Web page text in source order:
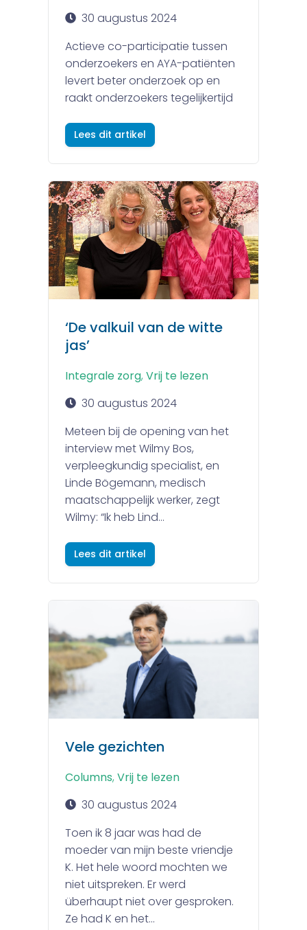
30 augustus 2024
Actieve co-participatie tussen
onderzoekers en AYA-patiënten
levert beter onderzoek op en
raakt onderzoekers tegelijkertijd
Lees dit artikel
‘De valkuil van de witte
jas’
Integrale zorg, Vrij te lezen
30 augustus 2024
Meteen bij de opening van het
interview met Wilmy Bos,
verpleegkundig specialist, en
Linde Bögemann, medisch
maatschappelijk werker, zegt
Wilmy: “Ik heb Lind...
Lees dit artikel
Vele gezichten
Columns, Vrij te lezen
30 augustus 2024
Toen ik 8 jaar was had de
moeder van mijn beste vriendje
K. Het hele woord mochten we
niet uitspreken. Er werd
überhaupt niet over gesproken.
Ze had K en het...